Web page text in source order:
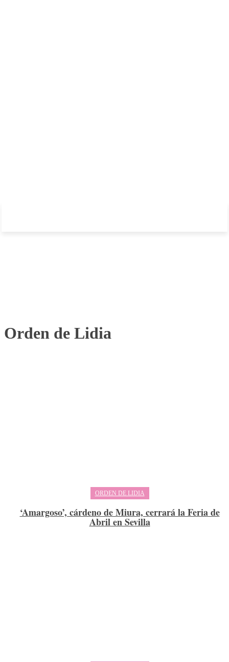
Orden de Lidia
ORDEN DE LIDIA
‘Amargoso’, cárdeno de Miura, cerrará la Feria de
Abril en Sevilla